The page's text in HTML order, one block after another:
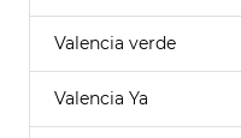
Valencia verde
Valencia Ya